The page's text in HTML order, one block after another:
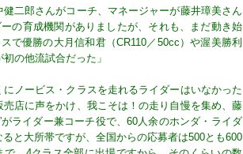
健二郎さんがコーチ、マネージャーが藤井璋美さん
の育成機関がありましたが、それも、まだ動き始
で優勝の大月信和君（CR110／50cc）や渥美勝利
の他流試合だった」
ノービス・クラスを走れるライダーはいなかった
店に声をかけ、我こそは！の走り自慢を集め、藤
ライダー兼コーチ役で、60人余のホンダ・ライダ
と大所帯ですが、全国からの応募者は500とも600